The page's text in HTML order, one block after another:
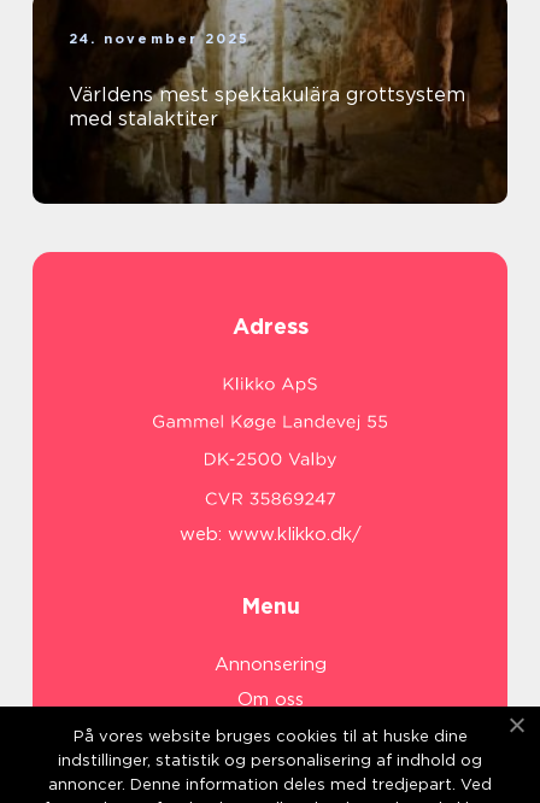
24. november 2025
Världens mest spektakulära grottsystem
med stalaktiter
Adress
web: www.klikko.dk/
Menu
Annonsering
Om oss
Cookies
Kontakta oss
På vores website bruges cookies til at huske dine
indstillinger, statistik og personalisering af indhold og
annoncer. Denne information deles med tredjepart. Ved